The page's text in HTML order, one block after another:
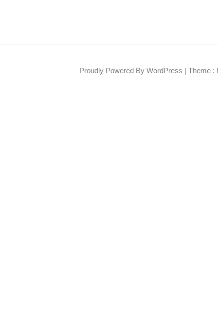
Proudly Powered By WordPress | Theme :